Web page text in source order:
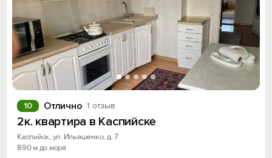
Отлично 1 отзыв
10
2к. квартира в Каспийске
Каспийск, ул. Ильяшенко, д. 7
890 м до моря